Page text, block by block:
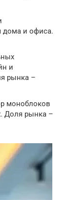
дома и офиса.
и
рынка –
моноблоков
Доля рынка –